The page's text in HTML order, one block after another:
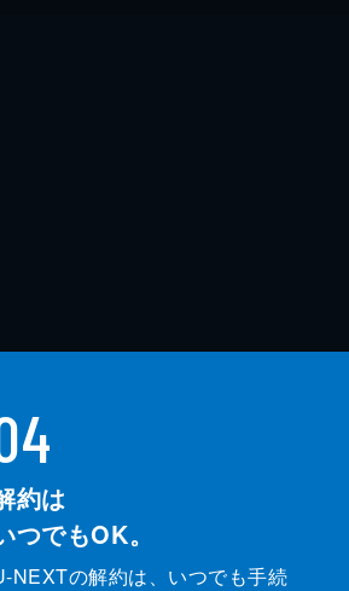
約は
つでもOK。
NEXTの解約は、いつでも手続